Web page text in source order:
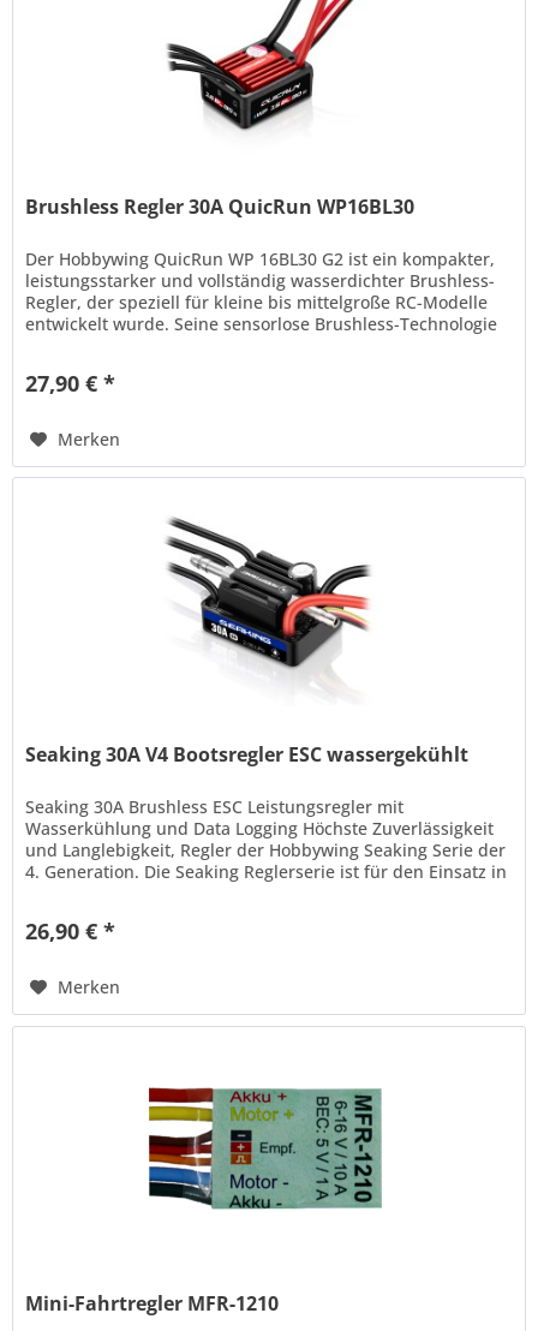
Brushless Regler 30A QuicRun WP16BL30
Der Hobbywing QuicRun WP 16BL30 G2 ist ein kompakter,
leistungsstarker und vollständig wasserdichter Brushless-
Regler, der speziell für kleine bis mittelgroße RC-Modelle
entwickelt wurde. Seine sensorlose Brushless-Technologie
27,90 € *
Merken
Seaking 30A V4 Bootsregler ESC wassergekühlt
Seaking 30A Brushless ESC Leistungsregler mit
Wasserkühlung und Data Logging Höchste Zuverlässigkeit
und Langlebigkeit, Regler der Hobbywing Seaking Serie der
4. Generation. Die Seaking Reglerserie ist für den Einsatz in
26,90 € *
Merken
Mini-Fahrtregler MFR-1210